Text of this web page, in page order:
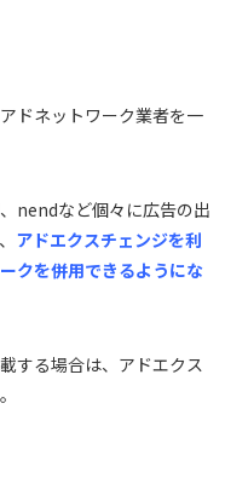
ドネットワーク業者を一
nendなど個々に広告の出
アドエクスチェンジを利
クを併用できるようにな
する場合は、アドエクス